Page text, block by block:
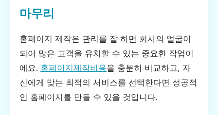
마무리
홈페이지 제작은 관리를 잘 하면 회사의 얼굴이
되어 많은 고객을 유치할 수 있는 중요한 작업이
에요. 홈페이지제작비용을 충분히 비교하고, 자
신에게 맞는 최적의 서비스를 선택한다면 성공적
인 홈페이지를 만들 수 있을 것입니다.